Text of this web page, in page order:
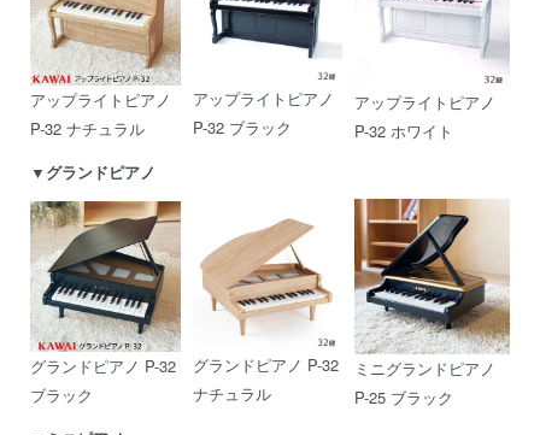
アップライトピアノ
P-32 ナチュラル
アップライトピアノ
P-32 ブラック
アップライトピアノ
P-32 ホワイト
▼グランドピアノ
グランドピアノ P-32
ブラック
グランドピアノ P-32
ナチュラル
ミニグランドピアノ
P-25 ブラック